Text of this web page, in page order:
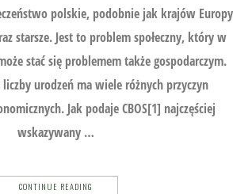
polskie, podobnie jak krajów Europy
starsze. Jest to problem społeczny, który w
stać się problemem także gospodarczym.
urodzeń ma wiele różnych przyczyn
Jak podaje CBOS[1] najczęściej
wskazywany …
CONTINUE READING